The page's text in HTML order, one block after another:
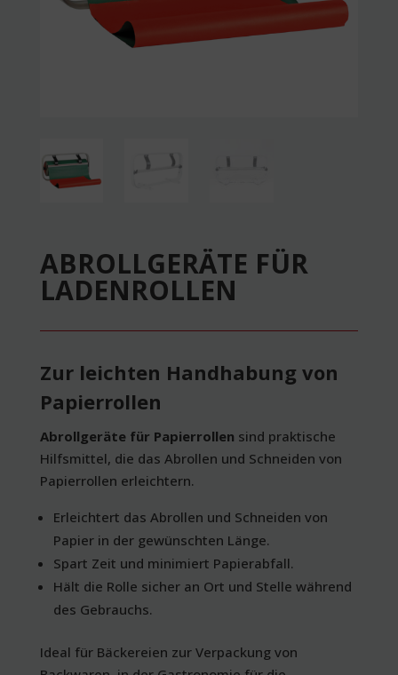
ABROLLGERÄTE FÜR
LADENROLLEN
Zur leichten Handhabung von
Papierrollen
Abrollgeräte für Papierrollen sind praktische
Hilfsmittel, die das Abrollen und Schneiden von
Papierrollen erleichtern.
Erleichtert das Abrollen und Schneiden von
Papier in der gewünschten Länge.
Spart Zeit und minimiert Papierabfall.
Hält die Rolle sicher an Ort und Stelle während
des Gebrauchs.
Ideal für Bäckereien zur Verpackung von